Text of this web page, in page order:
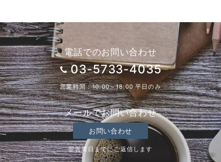
電話でのお問い合わせ
03-5733-4035
営業時間：10:00～18:00 平日のみ
メールでお問い合わせ
お問い合わせ
翌営業日までにご返信します